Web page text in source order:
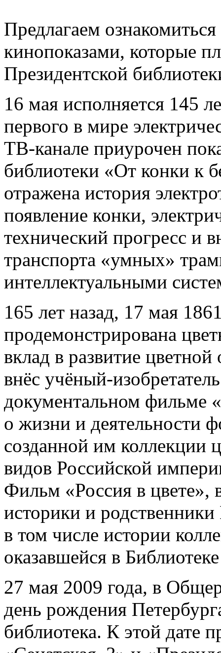
Предлагаем
кинопоказами, которые
Президентской
16 мая исполняется 145
первого в мире
ТВ-канале приурочен
библиотеки «От конки к
отражена история
появление конки,
технический прогресс и
транспорта «умных»
интеллектуальными
165 лет назад, 17 мая
продемонстрирована
вклад в развитие
внёс учёный-
документальном фильме
о жизни и деятельности
созданной им коллекции
видов Российской
Фильм «Россия в цвете»,
историки и
в том числе истории
оказавшейся в
27 мая 2009 года, в
день рождения
библиотека. К этой дате